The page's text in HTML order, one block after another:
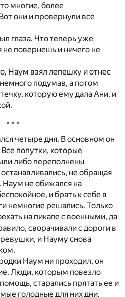
многие, более
они и провернули все
глаза. Что теперь уже
повернешь и ничего не
Наум взял лепешку и отнес
подумав, а потом
которую ему дала Ани, и
* * *
четыре дня. В основном он
попутки, которые
либо переполнены
не обращая
Наум не обижался на
и брать к себе в
немногие решались. Только
на пикапе с военными, да
сворачивали с дороги в
и Науму снова
Наум ни проходил, он
Люди, которым повезло
старались прятать ее и
голодные для них дни.